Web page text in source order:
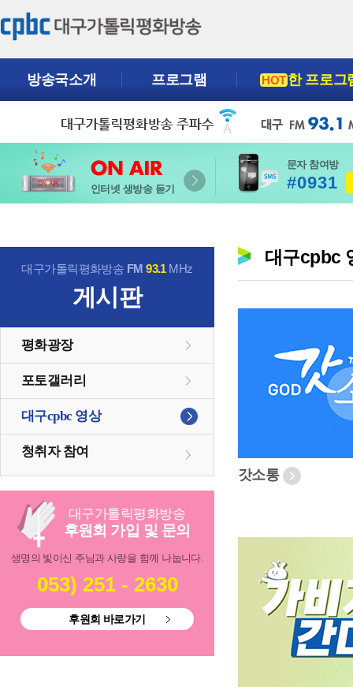
방송국소개 프로그램 HOT한 프로그
인터넷 생방송 듣기
문자 참여방
#0931
대구가톨릭평화방송 FM93.1MHz
게시판
평화광장
포토갤러리
대구cpbc 영상
청취자 참여
대구가톨릭평화방송
후원회 가입 및 문의
생명의 빛이신 주님과 사랑을 함께 나눕니다.
053) 251 - 2630
후원회 바로가기
대구cpbc
갓소통